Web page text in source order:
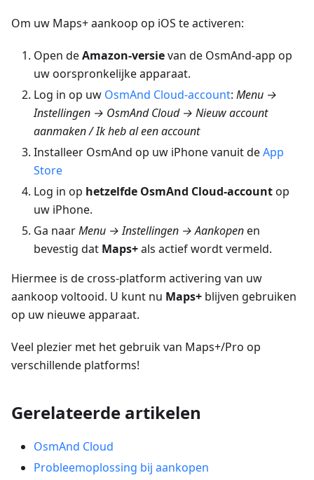
Om uw Maps+ aankoop op iOS te activeren:
Open deAmazon-versievan de OsmAnd-app op
uw oorspronkelijke apparaat.
Log in op uw OsmAnd Cloud-account: Menu →
Instellingen → OsmAnd Cloud → Nieuw account
aanmaken / Ik heb al een account
Installeer OsmAnd op uw iPhone vanuit deApp
Store
Log in op hetzelfde OsmAnd Cloud-accountop
uw iPhone.
Ga naarMenu → Instellingen → Aankopenen
bevestig dat Maps+als actief wordt vermeld.
Hiermee is de cross-platform activering van uw
aankoop voltooid. U kunt nu Maps+ blijven gebruiken
op uw nieuwe apparaat.
Veel plezier met het gebruik van Maps+/Pro op
verschillende platforms!
Gerelateerde artikelen
OsmAnd Cloud
Probleemoplossing bij aankopen